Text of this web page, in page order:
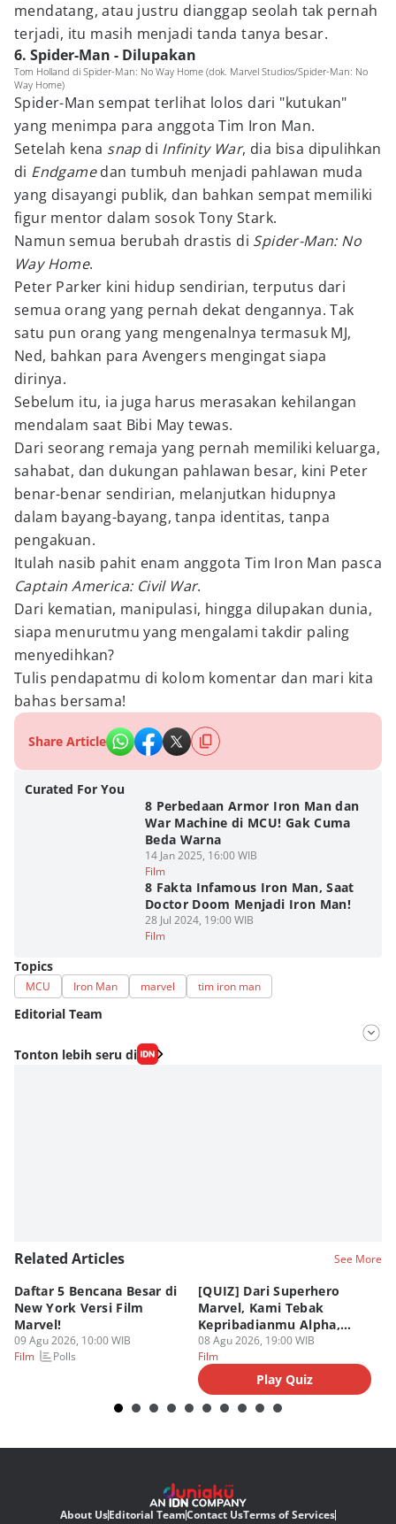
mendatang, atau justru dianggap seolah tak pernah
terjadi, itu masih menjadi tanda tanya besar.
6. Spider-Man - Dilupakan
Tom Holland di Spider-Man: No Way Home (dok. Marvel Studios/Spider-Man: No
Way Home)
Spider-Man sempat terlihat lolos dari "kutukan"
yang menimpa para anggota Tim Iron Man.
Setelah kena snap di Infinity War, dia bisa dipulihkan
di Endgamedan tumbuh menjadi pahlawan muda
yang disayangi publik, dan bahkan sempat memiliki
figur mentor dalam sosok Tony Stark.
Namun semua berubah drastis di Spider-Man: No
Way Home.
Peter Parker kini hidup sendirian, terputus dari
semua orang yang pernah dekat dengannya. Tak
satu pun orang yang mengenalnya termasuk MJ,
Ned, bahkan para Avengers mengingat siapa
dirinya.
Sebelum itu, ia juga harus merasakan kehilangan
mendalam saat Bibi May tewas.
Dari seorang remaja yang pernah memiliki keluarga,
sahabat, dan dukungan pahlawan besar, kini Peter
benar-benar sendirian, melanjutkan hidupnya
dalam bayang-bayang, tanpa identitas, tanpa
pengakuan.
Itulah nasib pahit enam anggota Tim Iron Man pasca
Captain America: Civil War.
Dari kematian, manipulasi, hingga dilupakan dunia,
siapa menurutmu yang mengalami takdir paling
menyedihkan?
Tulis pendapatmu di kolom komentar dan mari kita
bahas bersama!
Share Article
Curated For You
8 Perbedaan Armor Iron Man dan
War Machine di MCU! Gak Cuma
Beda Warna
14 Jan 2025, 16:00 WIB
Film
8 Fakta Infamous Iron Man, Saat
Doctor Doom Menjadi Iron Man!
28 Jul 2024, 19:00 WIB
Film
Topics
MCU Iron Man marvel tim iron man
Editorial Team
Editor
Fahrul Razi Uni Nurullah
Tonton lebih seru di
Related Articles See More
Daftar 5 Bencana Besar di
New York Versi Film
Marvel!
09 Agu 2026, 10:00 WIB
Film
Polls
[QUIZ] Dari Superhero
Marvel, Kami Tebak
Kepribadianmu Alpha,
Beta, atau Omega
08 Agu 2026, 19:00 WIB
Film
Play Quiz
About UsEditorial TeamContact UsTerms of Services